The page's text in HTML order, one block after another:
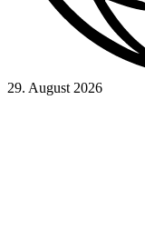
29. August 2026